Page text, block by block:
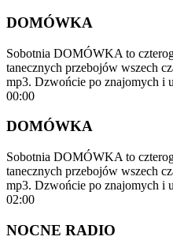
DOMÓWKA
Sobotnia DOMÓWKA to
tanecznych przebojów wszech
mp3. Dzwońcie po znajomych i
00:00
DOMÓWKA
Sobotnia DOMÓWKA to
tanecznych przebojów wszech
mp3. Dzwońcie po znajomych i
02:00
NOCNE RADIO